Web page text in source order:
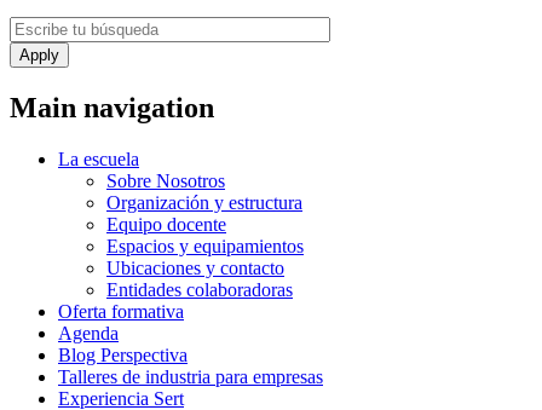
Main navigation
La escuela
Sobre Nosotros
Organización y estructura
Equipo docente
Espacios y equipamientos
Ubicaciones y contacto
Entidades colaboradoras
Oferta formativa
Agenda
Blog Perspectiva
Talleres de industria para empresas
Experiencia Sert